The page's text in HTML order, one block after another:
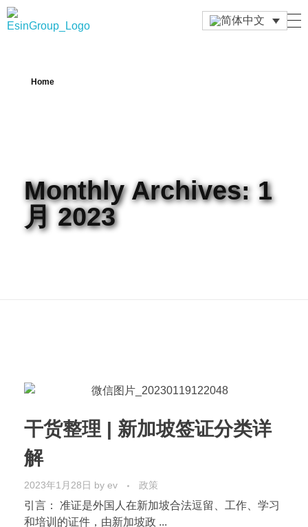
Home
Monthly Archives: 1
月 2023
干货整理 | 新加坡签证分类详
解
2023年1月28日 by ev 政策
引言： 准证是外国人在新加坡合法逗留、工作、学习
和培训的证件，由新加坡政 ...